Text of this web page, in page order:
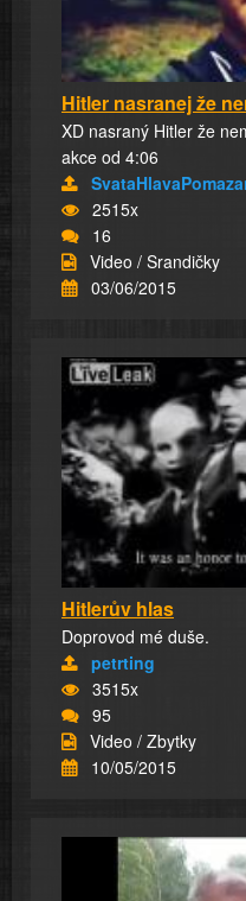
Hitler nasranej že
XD nasraný Hitler že
akce od 4:06
2515x
16
Video / Srandičky
03/06/2015
Hitlerův hlas
Doprovod mé duše.
petrting
3515x
95
Video / Zbytky
10/05/2015